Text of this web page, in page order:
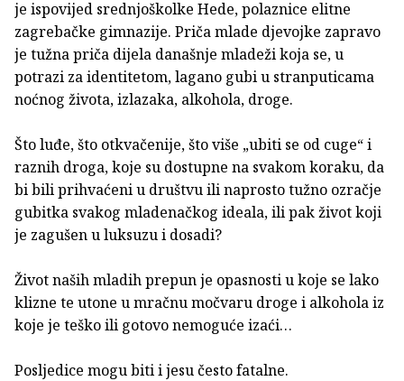
je ispovijed srednjoškolke Hede, polaznice elitne
zagrebačke gimnazije. Priča mlade djevojke zapravo
je tužna priča dijela današnje mladeži koja se, u
potrazi za identitetom, lagano gubi u stranputicama
noćnog života, izlazaka, alkohola, droge.
Što luđe, što otkvačenije, što više „ubiti se od cuge“ i
raznih droga, koje su dostupne na svakom koraku, da
bi bili prihvaćeni u društvu ili naprosto tužno ozračje
gubitka svakog mladenačkog ideala, ili pak život koji
je zagušen u luksuzu i dosadi?
Život naših mladih prepun je opasnosti u koje se lako
klizne te utone u mračnu močvaru droge i alkohola iz
koje je teško ili gotovo nemoguće izaći…
Posljedice mogu biti i jesu često fatalne.